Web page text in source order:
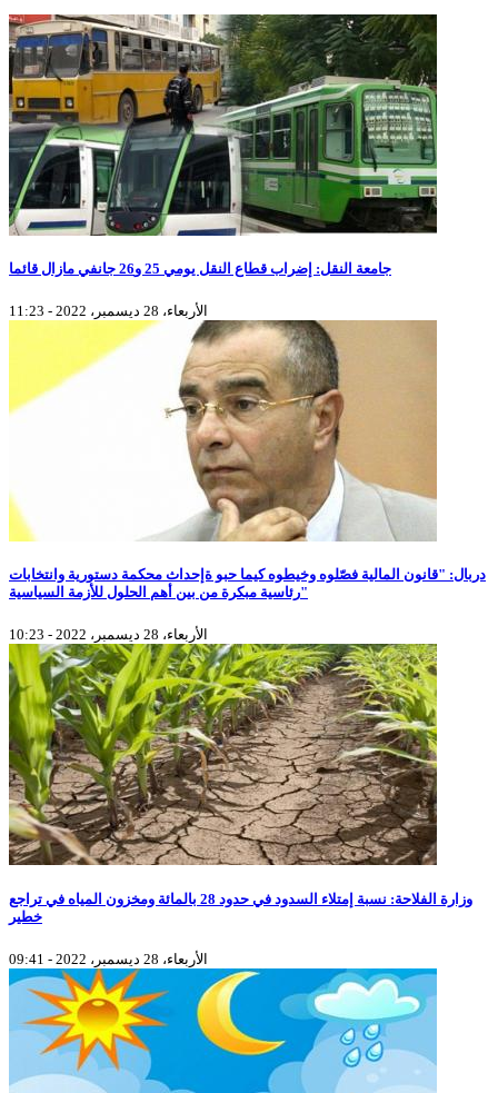
جامعة النقل: إضراب قطاع النقل يومي 25 و26 جانفي مازال قائما
الأربعاء، 28 ديسمبر، 2022 - 11:23
دربال: "قانون المالية فصّلوه وخيطوه كيما حبو ةإحداث محكمة دستورية وانتخابات
رئاسية مبكرة من بين أهم الحلول للأزمة السياسية"
الأربعاء، 28 ديسمبر، 2022 - 10:23
وزارة الفلاحة: نسبة إمتلاء السدود في حدود 28 بالمائة ومخزون المياه في تراجع
خطير
الأربعاء، 28 ديسمبر، 2022 - 09:41